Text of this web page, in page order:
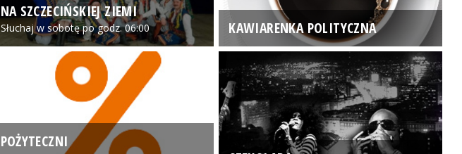
NA SZCZECIŃSKIEJ ZIEMI
Słuchaj w sobotę po godz. 06:00 KAWIARENKA POLITYCZNA
POŻYTECZNI